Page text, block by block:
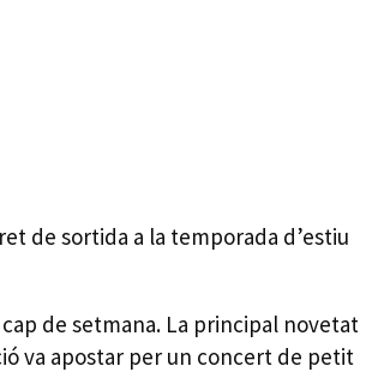
de sortida a la temporada d’estiu
de setmana. La principal novetat
va apostar per un concert de petit